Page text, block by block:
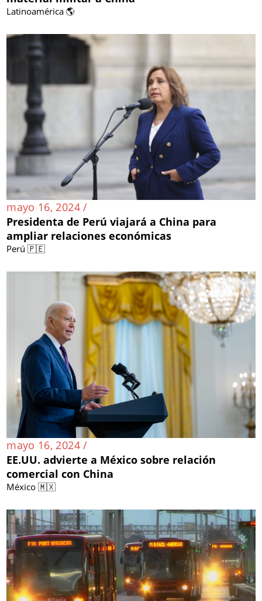
Latinoamérica 🌎
mayo 16, 2024 /
Presidenta de Perú viajará a China para
ampliar relaciones económicas
Perú 🇵🇪
mayo 16, 2024 /
EE.UU. advierte a México sobre relación
comercial con China
México 🇲🇽